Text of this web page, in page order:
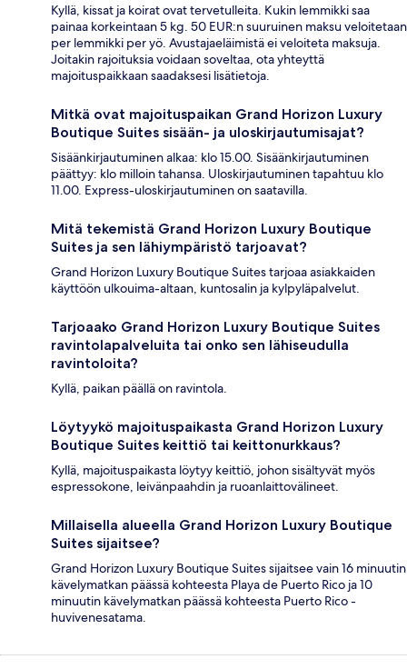
Kyllä, kissat ja koirat ovat tervetulleita. Kukin lemmikki saa
painaa korkeintaan 5 kg. 50 EUR:n suuruinen maksu veloitetaan
per lemmikki per yö. Avustajaeläimistä ei veloiteta maksuja.
Joitakin rajoituksia voidaan soveltaa, ota yhteyttä
majoituspaikkaan saadaksesi lisätietoja.
Mitkä ovat majoituspaikan Grand Horizon Luxury
Boutique Suites sisään- ja uloskirjautumisajat?
Sisäänkirjautuminen alkaa: klo 15.00. Sisäänkirjautuminen
päättyy: klo milloin tahansa. Uloskirjautuminen tapahtuu klo
11.00. Express-uloskirjautuminen on saatavilla.
Mitä tekemistä Grand Horizon Luxury Boutique
Suites ja sen lähiympäristö tarjoavat?
Grand Horizon Luxury Boutique Suites tarjoaa asiakkaiden
käyttöön ulkouima-altaan, kuntosalin ja kylpyläpalvelut.
Tarjoaako Grand Horizon Luxury Boutique Suites
ravintolapalveluita tai onko sen lähiseudulla
ravintoloita?
Kyllä, paikan päällä on ravintola.
Löytyykö majoituspaikasta Grand Horizon Luxury
Boutique Suites keittiö tai keittonurkkaus?
Kyllä, majoituspaikasta löytyy keittiö, johon sisältyvät myös
espressokone, leivänpaahdin ja ruoanlaittovälineet.
Millaisella alueella Grand Horizon Luxury Boutique
Suites sijaitsee?
Grand Horizon Luxury Boutique Suites sijaitsee vain 16 minuutin
kävelymatkan päässä kohteesta Playa de Puerto Rico ja 10
minuutin kävelymatkan päässä kohteesta Puerto Rico -
huvivenesatama.